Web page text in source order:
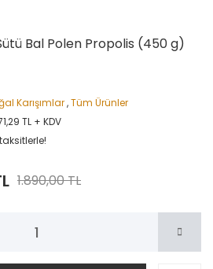
Bal Polen Propolis (450 g)
Karışımlar,Tüm Ürünler
TL + KDV
1.890,00 TL